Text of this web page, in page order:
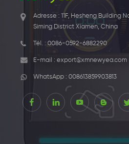
Adresse : 11F, Hesheng Building
Siming District Xiamen, China
Tél. : 0086-0592-6882290
E-mail : export@xmnewyea.com
WhatsApp : 008613859903813